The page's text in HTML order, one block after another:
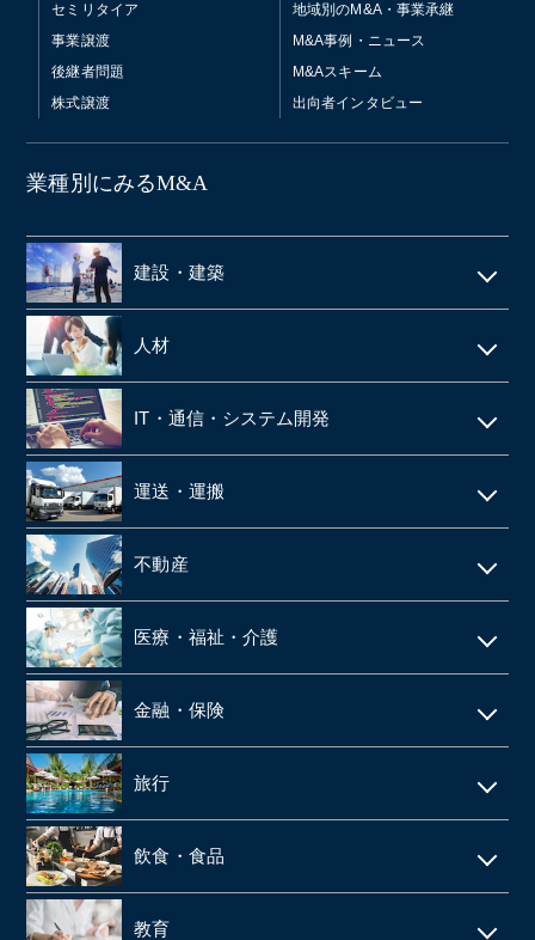
セミリタイア
事業譲渡
後継者問題
株式譲渡
地域別のM&A・事業承継
M&A事例・ニュース
M&Aスキーム
出向者インタビュー
業種別にみるM&A
建設・建築
電気工事・管工事
建設・土木
空調設備工事
仮設足場工事・足場施工
施工管理
建材・住宅設備機器の卸
解体工事
鉄骨工事
内装・外装工事
消防設備点検・工事
建築資材卸
人材
人材派遣
SES
シェアードサービス
技術者派遣
IT・通信・システム開発
IT
システム開発
ネット通販・EC
ゲーム
web広告
SaaS事業
web制作
データセンター
運送・運搬
運送・物流
タクシー
倉庫
バス
引越
不動産
マンション管理
ビルメンテナンス
不動産テック
リフォーム
家賃保証・賃貸管理
不動産管理
医療・福祉・介護
調剤薬局
介護事業
施設介護・老人ホーム
訪問介護・デイサービス
医療機器卸・商社
金融・保険
リース・レンタル
保険代理店
ファンド
旅行
ホテル・旅館
旅行会社・旅行代理店
飲食・食品
飲食店
教育